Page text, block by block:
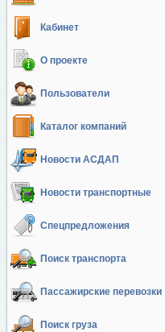
Кабинет
О проекте
Пользователи
Каталог компаний
Новости АСДАП
Новости транспортные
Спецпредложения
Поиск транспорта
Пассажирские перевозки
Поиск груза